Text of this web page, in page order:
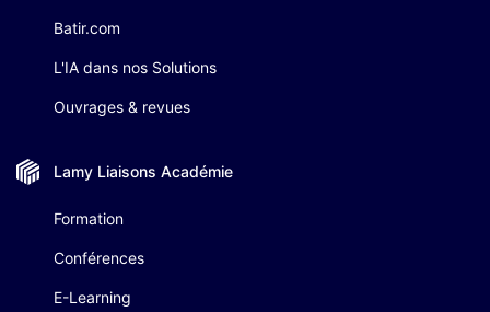
Batir.com
L'IA dans nos Solutions
Ouvrages & revues
Lamy Liaisons Académie
Formation
Conférences
E-Learning